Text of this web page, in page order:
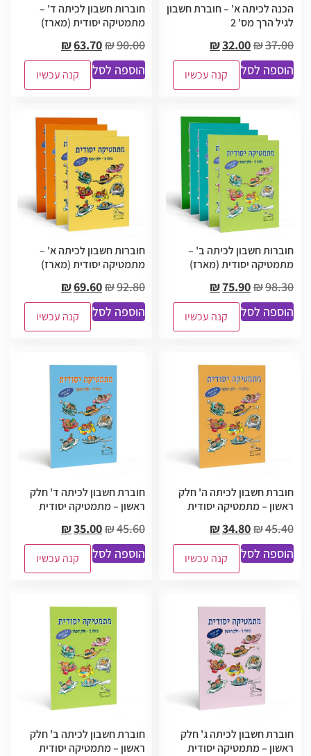
הכנה לכיתה א' – חוברת חשבון
לגיל הרך מס' 2
₪37.00
₪32.00
הוספה לסל
קנה עכשיו
חוברות חשבון לכיתה ד' –
מתמטיקה יסודית (מארז)
₪90.00
₪63.70
הוספה לסל
קנה עכשיו
חוברות חשבון לכיתה ב' –
מתמטיקה יסודית (מארז)
₪98.30
₪75.90
הוספה לסל
קנה עכשיו
חוברות חשבון לכיתה א' –
מתמטיקה יסודית (מארז)
₪92.80
₪69.60
הוספה לסל
קנה עכשיו
חוברת חשבון לכיתה ה' חלק
ראשון – מתמטיקה יסודית
₪45.40
₪34.80
הוספה לסל
קנה עכשיו
חוברת חשבון לכיתה ד' חלק
ראשון – מתמטיקה יסודית
₪45.60
₪35.00
הוספה לסל
קנה עכשיו
חוברת חשבון לכיתה ג' חלק
ראשון – מתמטיקה יסודית
חוברת חשבון לכיתה ב' חלק
ראשון – מתמטיקה יסודית